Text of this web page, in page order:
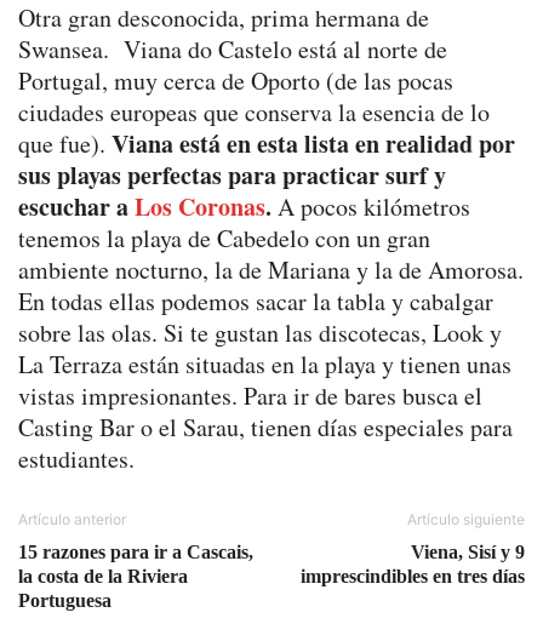
Otra gran desconocida, prima hermana de
Swansea. Viana do Castelo está al norte de
Portugal, muy cerca de Oporto (de las pocas
ciudades europeas que conserva la esencia de lo
que fue). Viana está en esta lista en realidad por
sus playas perfectas para practicar surf y
escuchar aLos Coronas. A pocos kilómetros
tenemos la playa de Cabedelo con un gran
ambiente nocturno, la de Mariana y la de Amorosa.
En todas ellas podemos sacar la tabla y cabalgar
sobre las olas. Si te gustan las discotecas, Look y
La Terraza están situadas en la playa y tienen unas
vistas impresionantes. Para ir de bares busca el
Casting Bar o el Sarau, tienen días especiales para
estudiantes.
Artículo anterior
15 razones para ir a Cascais,
la costa de la Riviera
Portuguesa
Artículo siguiente
Viena, Sisí y 9
imprescindibles en tres días